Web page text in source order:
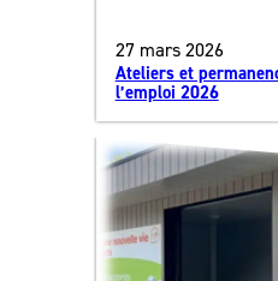
27 mars 2026
Ateliers et
l’emploi 2026